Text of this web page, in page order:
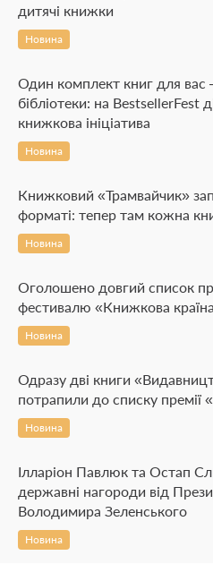
дитячі книжки
Новина
Один комплект книг для
бібліотеки: на BestsellerFest
книжкова ініціатива
Новина
Книжковий «Трамвайчик»
форматі: тепер там кожна
Новина
Оголошено довгий список
фестивалю «Книжкова
Новина
Одразу дві книги
потрапили до списку премії
Новина
Ілларіон Павлюк та Остап
державні нагороди від
Володимира Зеленського
Новина